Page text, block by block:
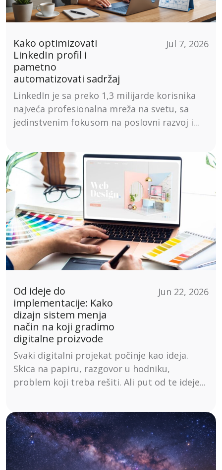
Kako optimizovati
LinkedIn profil i
pametno
automatizovati sadržaj
Jul 7, 2026
LinkedIn je sa preko 1,3 milijarde korisnika
najveća profesionalna mreža na svetu, sa
jedinstvenim fokusom na poslovni razvoj i...
Od ideje do
implementacije: Kako
dizajn sistem menja
način na koji gradimo
digitalne proizvode
Jun 22, 2026
Svaki digitalni projekat počinje kao ideja.
Skica na papiru, razgovor u hodniku,
problem koji treba rešiti. Ali put od te ideje...